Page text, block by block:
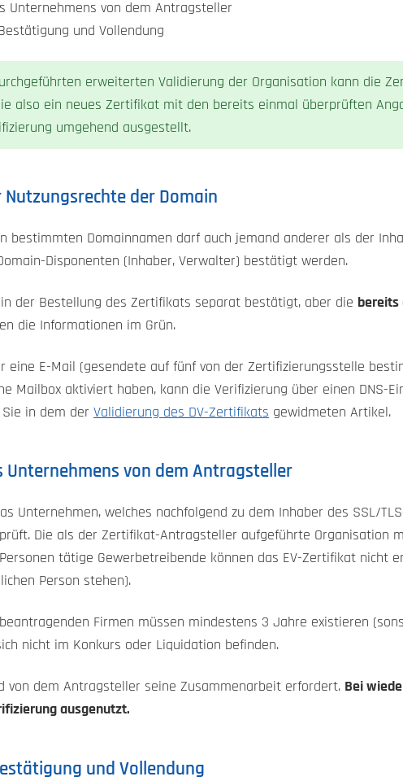
Unternehmens von dem Antragsteller
und Vollendung
erweiterten Validierung der Organisation kann die
also ein neues Zertifikat mit den bereits einmal überprüften
umgehend ausgestellt.
der Domain
bestimmten Domainnamen darf auch jemand anderer als der
Disponenten (Inhaber, Verwalter) bestätigt werden.
der Bestellung des Zertifikats separat bestätigt, aber die
die Informationen im Grün.
eine E-Mail (gesendete auf fünf von der Zertifizierungsstelle
Mailbox aktiviert haben, kann die Verifizierung über einen DNS-
in dem der Validierung des DV-Zertifikats gewidmeten Artikel.
Unternehmens von dem Antragsteller
Unternehmen, welches nachfolgend zu dem Inhaber des SSL/
Die als der Zertifikat-Antragsteller aufgeführte Organisation
tätige Gewerbetreibende können das EV-Zertifikat nicht
Person stehen).
Firmen müssen mindestens 3 Jahre existieren
nicht im Konkurs oder Liquidation befinden.
von dem Antragsteller seine Zusammenarbeit erfordert. Bei
ausgenutzt.
und Vollendung